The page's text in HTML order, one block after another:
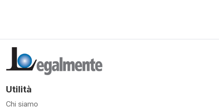
Utilità
Chi siamo